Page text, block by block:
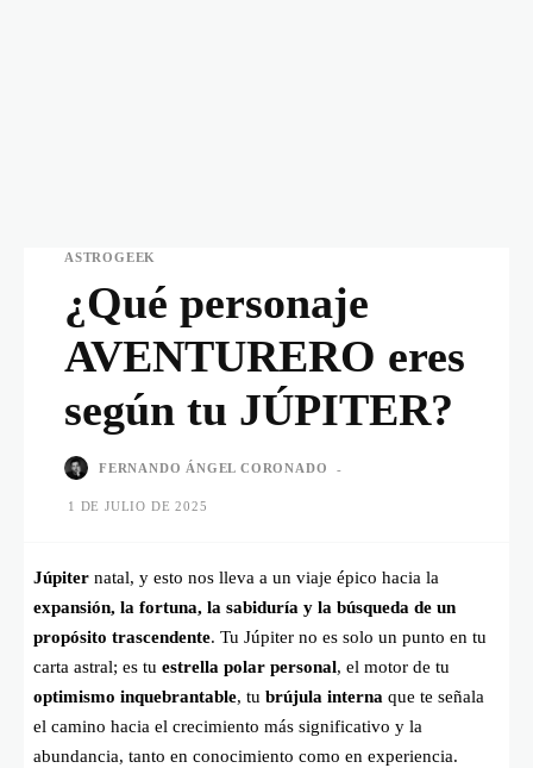
ASTROGEEK
¿Qué personaje
AVENTURERO eres
según tu JÚPITER?
FERNANDO ÁNGEL CORONADO -
1 DE JULIO DE 2025
Júpiter natal, y esto nos lleva a un viaje épico hacia la
expansión, la fortuna, la sabiduría y la búsqueda de un
propósito trascendente. Tu Júpiter no es solo un punto en tu
carta astral; es tu estrella polar personal, el motor de tu
optimismo inquebrantable, tu brújula interna que te señala
el camino hacia el crecimiento más significativo y la
abundancia, tanto en conocimiento como en experiencia.